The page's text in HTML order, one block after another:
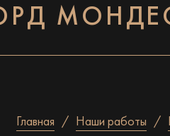
Главная Наши работы